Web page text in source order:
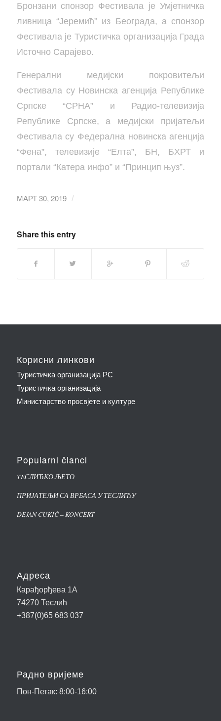
Бронзани спонзор Фестивала је Умјетничка
ливница “Јеремић” из Београда, а спонзор
Фестивала је Туристичка организација Града
Источно Сарајево.
Генерални медијски покровитељи
Фестивала су Новинска агенција Републике
Српске “СРНА” и Радио-телевизија
Републике Српске, а медијски пријатељи
Фестивала су Федерална новинска агенција
“Фена”, телевизије “Елта”, БН, БХРТ и
портали “Катера инфо” и “Принцип њуз”.
МАРТ 30, 2019 /
Share this entry
Корисни линкови
Туристичка организација РС
Туристичка организација
Министарство просвјете и културе
Popularni članci
TEСЛИЋКО ЉЕТО
ПРИЈАТЕЉИ СА ВРБАСА У ТЕСЛИЋУ
DEJAN CUKIĆ – KONCERT
Адреса
Карађорђева 1А
74270 Теслић
+387(0)65 683 037
Радно вријеме
Пон-Петак: 8:00-16:00